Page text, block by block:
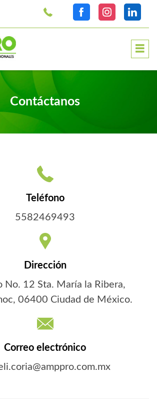
Contáctanos
Teléfono
5582469493
Dirección
No. 12 Sta. María la Ribera,
06400 Ciudad de México.
Correo electrónico